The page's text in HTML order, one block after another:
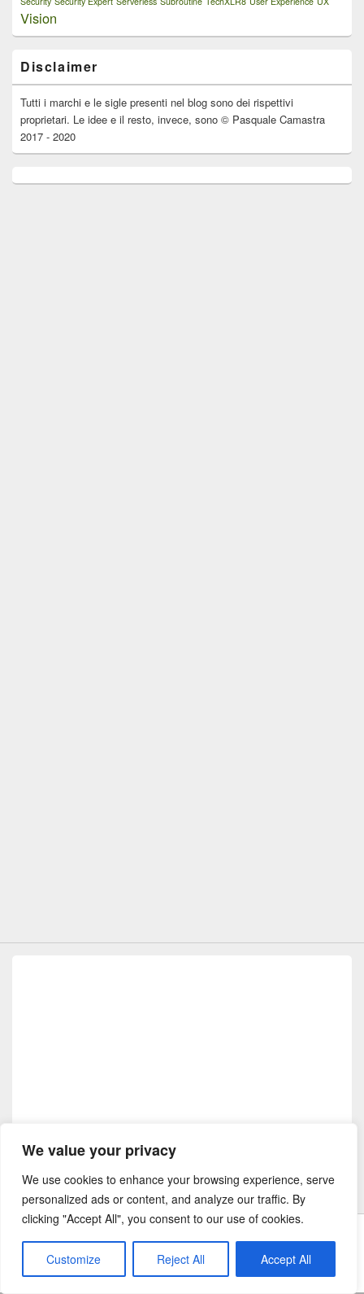
We value your privacy
We use cookies to enhance your browsing experience, serve
personalized ads or content, and analyze our traffic. By
clicking "Accept All", you consent to our use of cookies.
Customize Reject All Accept All
Vision
Disclaimer
Tutti i marchi e le sigle presenti nel blog sono dei rispettivi
proprietari. Le idee e il resto, invece, sono © Pasquale Camastra
2017 - 2020
Testo del copyright © 2026DevOps Energy
. Tutti i diritti riservati.